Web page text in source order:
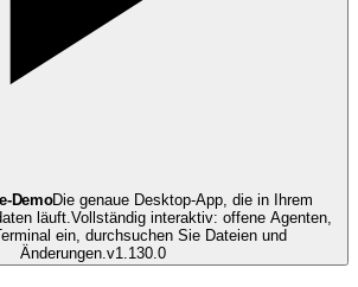
DemoDie genaue Desktop-App, die in Ihrem
läuft. Vollständig interaktiv: offene Agenten,
ein, durchsuchen Sie Dateien und
Änderungen. v1.130.0